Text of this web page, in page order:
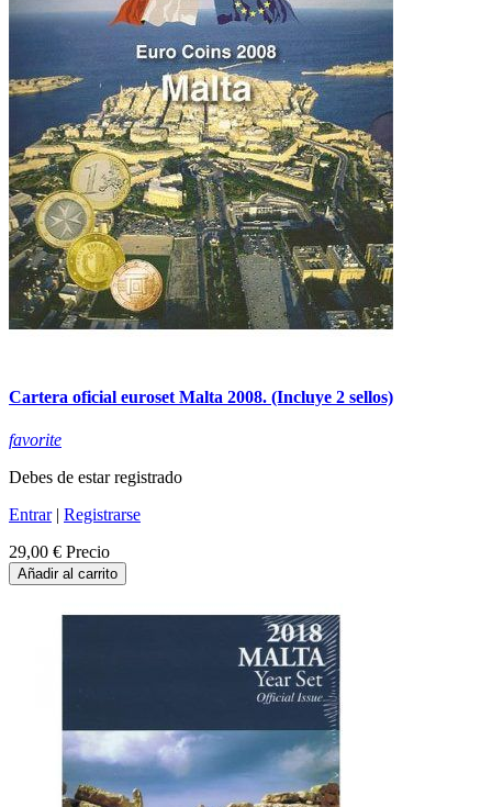
Cartera oficial euroset Malta 2008. (Incluye 2 sellos)
favorite
Debes de estar registrado
Entrar| Registrarse
29,00 € Precio
Añadir al carrito